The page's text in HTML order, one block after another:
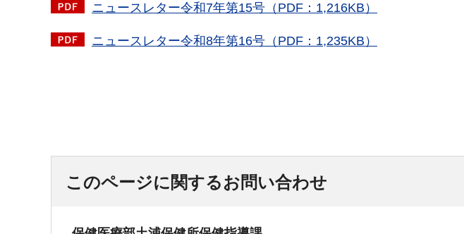
ニュースレター令和7年第15号（PDF：1,216KB）
ニュースレター令和8年第16号（PDF：1,235KB）
このページに関するお問い合わせ